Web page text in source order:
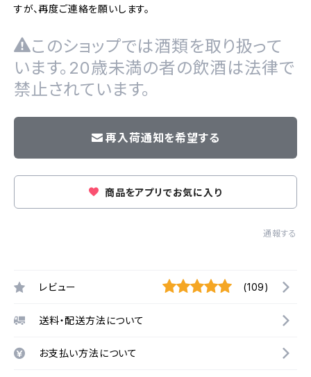
すが、再度ご連絡を願いします。
このショップでは酒類を取り扱って
います。20歳未満の者の飲酒は法律で
禁止されています。
再入荷通知を希望する
商品をアプリでお気に入り
通報する
レビュー (109)
送料・配送方法について
お支払い方法について